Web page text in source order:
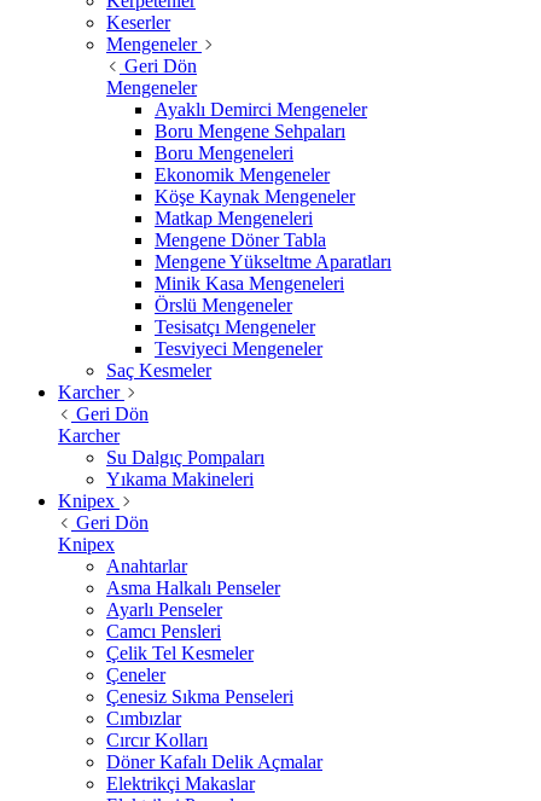
Keserler
Mengeneler
Geri Dön
Mengeneler
Ayaklı Demirci Mengeneler
Boru Mengene Sehpaları
Boru Mengeneleri
Ekonomik Mengeneler
Köşe Kaynak Mengeneler
Matkap Mengeneleri
Mengene Döner Tabla
Mengene Yükseltme Aparatları
Minik Kasa Mengeneleri
Örslü Mengeneler
Tesisatçı Mengeneler
Tesviyeci Mengeneler
Saç Kesmeler
Karcher
Geri Dön
Karcher
Su Dalgıç Pompaları
Yıkama Makineleri
Knipex
Geri Dön
Knipex
Anahtarlar
Asma Halkalı Penseler
Ayarlı Penseler
Camcı Pensleri
Çelik Tel Kesmeler
Çeneler
Çenesiz Sıkma Penseleri
Cımbızlar
Cırcır Kolları
Döner Kafalı Delik Açmalar
Elektrikçi Makaslar